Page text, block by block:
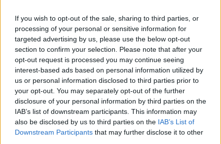
If you wish to opt-out of the sale, sharing to third parties, or
processing of your personal or sensitive information for
targeted advertising by us, please use the below opt-out
section to confirm your selection. Please note that after your
opt-out request is processed you may continue seeing
interest-based ads based on personal information utilized by
us or personal information disclosed to third parties prior to
your opt-out. You may separately opt-out of the further
disclosure of your personal information by third parties on the
IAB’s list of downstream participants. This information may
also be disclosed by us to third parties on the IAB’s List of
Downstream Participants that may further disclose it to other
Lastra critica a Casado por luchar
contra el Gobierno y no contra el
covid durante toda la pandemia